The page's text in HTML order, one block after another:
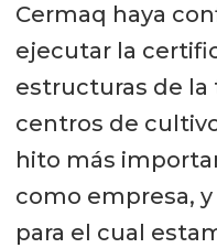
Cermaq haya
ejecutar la
estructuras de la
centros de
hito más
como empresa,
para el cual